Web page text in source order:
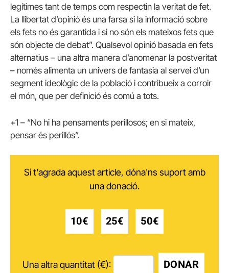
legítimes tant de temps com respectin la veritat de fet.
La llibertat d’opinió és una farsa si la informació sobre
els fets no és garantida i si no són els mateixos fets que
són objecte de debat”. Qualsevol opinió basada en fets
alternatius – una altra manera d’anomenar la postveritat
– només alimenta un univers de fantasia al servei d’un
segment ideològic de la població i contribueix a corroir
el món, que per definició és comú a tots.
+1 – “No hi ha pensaments perillosos; en si mateix,
pensar és perillós”.
Si t'agrada aquest article, dóna'ns suport amb
una donació.
10€ 25€ 50€
Una altra quantitat (€): DONAR